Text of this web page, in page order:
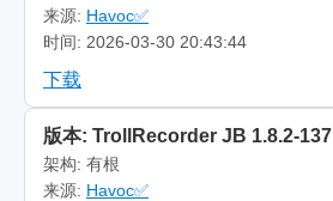
来源: Havoc✅
时间: 2026-03-30 20:43:44
下载
版本: TrollRecorder JB 1.8.2-137
架构: 有根
来源: Havoc✅